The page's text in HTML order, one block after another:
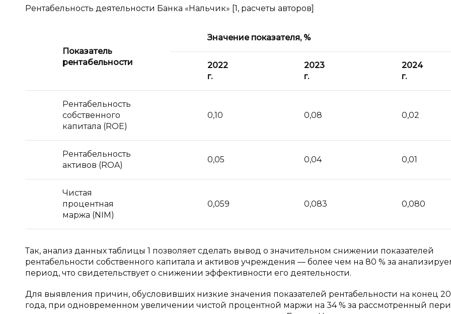
Рентабельность деятельности Банка «Нальчик» [1, расчеты авторов]
Показатель
рентабельности
Значение показателя, %
2022
г.
2023
г.
2024
г.
Рентабельность
собственного
капитала (ROE)
0,10 0,08 0,02
Рентабельность
активов (ROA)
0,05 0,04 0,01
Чистая
процентная
маржа (NIM)
0,059 0,083 0,080
Так, анализ данных таблицы 1 позволяет сделать вывод о значительном снижении показателей
рентабельности собственного капитала и активов учреждения — более чем на 80 % за
период, что свидетельствует о снижении эффективности его деятельности.
Для выявления причин, обусловивших низкие значения показателей рентабельности на конец
года, при одновременном увеличении чистой процентной маржи на 34 % за рассмотренный